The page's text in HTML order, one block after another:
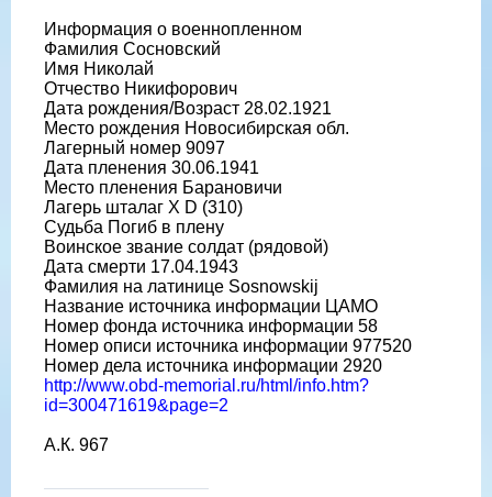
Информация о военнопленном
Фамилия Сосновский
Имя Николай
Отчество Никифорович
Дата рождения/Возраст 28.02.1921
Место рождения Новосибирская обл.
Лагерный номер 9097
Дата пленения 30.06.1941
Место пленения Барановичи
Лагерь шталаг X D (310)
Судьба Погиб в плену
Воинское звание солдат (рядовой)
Дата смерти 17.04.1943
Фамилия на латинице Sosnowskij
Название источника информации ЦАМО
Номер фонда источника информации 58
Номер описи источника информации 977520
Номер дела источника информации 2920
http://www.obd-memorial.ru/html/info.htm?
id=300471619&page=2
А.К. 967